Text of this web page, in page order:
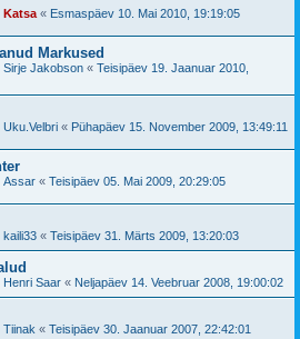
Katsa « Esmaspäev 10. Mai 2010, 19:19:05
Markused
Sirje Jakobson « Teisipäev 19. Jaanuar 2010,
Uku.Velbri « Pühapäev 15. November 2009, 13:49:11
Assar « Teisipäev 05. Mai 2009, 20:29:05
kaili33 « Teisipäev 31. Märts 2009, 13:20:03
Henri Saar « Neljapäev 14. Veebruar 2008, 19:00:02
Tiinak « Teisipäev 30. Jaanuar 2007, 22:42:01